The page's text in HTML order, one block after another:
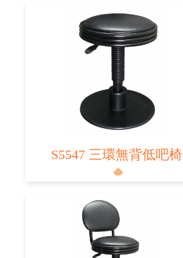
S5547 三環無背低吧椅